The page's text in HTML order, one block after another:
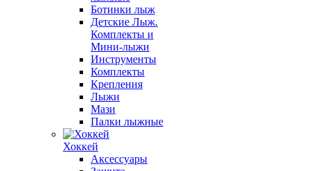
Ботинки лыж
Детские Лыж.
Комплекты и
Мини-лыжи
Инструменты
Комплекты
Крепления
Лыжи
Мази
Палки лыжные
Хоккей
Аксессуары